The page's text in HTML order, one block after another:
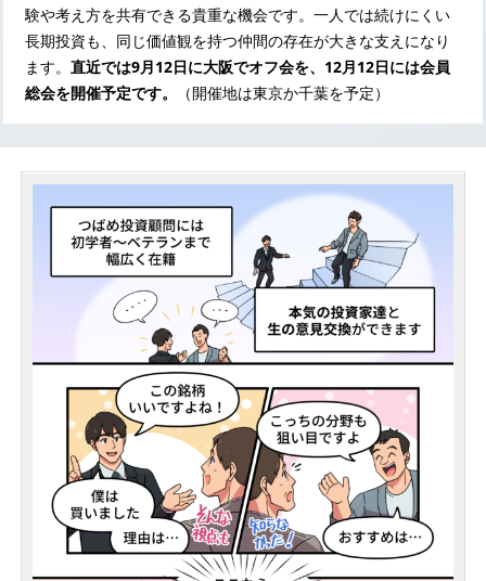
験や考え方を共有できる貴重な機会です。一人では続けにくい
長期投資も、同じ価値観を持つ仲間の存在が大きな支えになり
ます。直近では9月12日に大阪でオフ会を、12月12日には会員
総会を開催予定です。
（開催地は東京か千葉を予定）